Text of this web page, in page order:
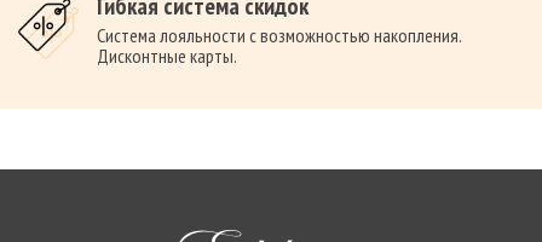
Система лояльности с возможностью накопления.
Дисконтные карты.